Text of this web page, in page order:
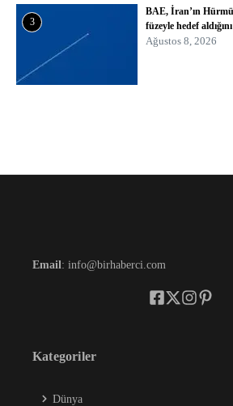
3
BAE, İran’ın
füzeyle hedef
Ağustos 8, 2026
Email : info@birhaberci.com
Kategoriler
Dünya